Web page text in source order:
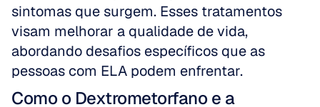
sintomas que surgem. Esses tratamentos
visam melhorar a qualidade de vida,
abordando desafios específicos que as
pessoas com ELA podem enfrentar.
Como o Dextrometorfano e a